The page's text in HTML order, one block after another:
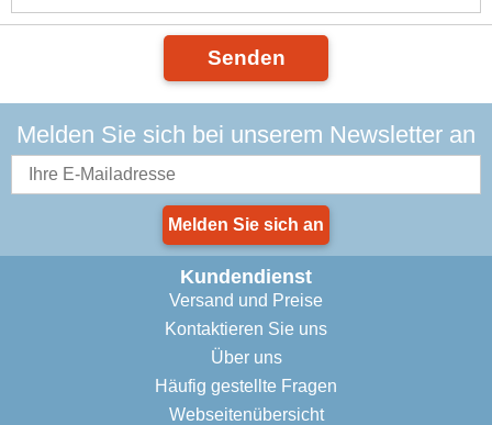
Senden
Melden Sie sich bei unserem Newsletter an
Melden Sie sich an
Kundendienst
Versand und Preise
Kontaktieren Sie uns
Über uns
Häufig gestellte Fragen
Webseitenübersicht